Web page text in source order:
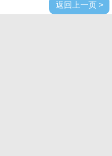
返回上一页 >